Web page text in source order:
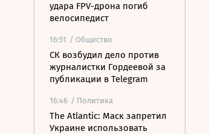
удара FPV-дрона погиб
велосипедист
16:51 / Общество
СК возбудил дело против
журналистки Гордеевой за
публикации в Telegram
16:46 / Политика
The Atlantic: Маск запретил
Украине использовать